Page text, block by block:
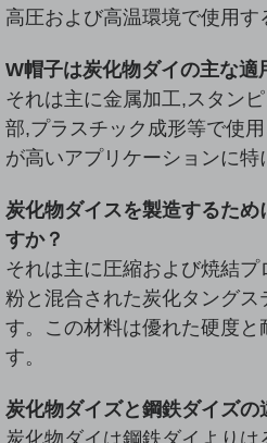
高圧および高温環境で使用
W帽子は炭化物ダイの主な適
それは主に金属加工,スタン
部,プラスチック成形等で使
が高いアプリケーションに特
炭化物ダイスを製造するた
すか？
それは主に圧縮および焼結プ
粉と混合された炭化タングス
す。この材料は優れた硬度と
す。
炭化物ダイズと鋼鉄ダイズの
炭化物ダイは鋼鉄ダイより